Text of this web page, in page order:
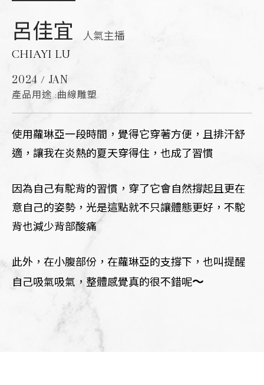
呂佳宜 人氣主播
CHIAYI LU
2024 / JAN
產品用途 :曲線雕塑
使用蘿琳亞一段時間，覺得它穿著方便，且排汗舒
適，讓我在炎熱的夏天穿得住，也成了習慣
因為自己有駝背的習慣，穿了它會自然撐起且更在
意自己的姿勢，光是這點就不只讓體態更好，不駝
背也減少背部酸痛
此外，在小腹部份，在蘿琳亞的支撐下，也叫提醒
自己吸氣吸氣，整體感覺真的很不錯呢～